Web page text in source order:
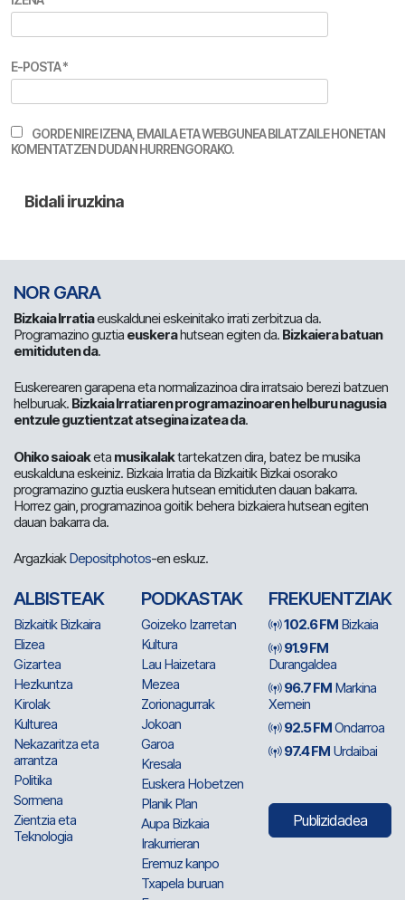
E-POSTA*
GORDE NIRE IZENA, EMAILA ETA WEBGUNEA BILATZAILE HONETAN
KOMENTATZEN DUDAN HURRENGORAKO.
NOR GARA
Bizkaia Irratiaeuskaldunei eskeinitako irrati zerbitzua da.
Programazino guztia euskerahutsean egiten da. Bizkaiera batuan
emitiduten da.
Euskerearen garapena eta normalizazinoa dira irratsaio berezi batzuen
helburuak. Bizkaia Irratiaren programazinoaren helburu nagusia
entzule guztientzat atsegina izatea da.
Ohiko saioaketa musikalaktartekatzen dira, batez be musika
euskalduna eskeiniz. Bizkaia Irratia da Bizkaitik Bizkai osorako
programazino guztia euskera hutsean emitiduten dauan bakarra.
Horrez gain, programazinoa goitik behera bizkaiera hutsean egiten
dauan bakarra da.
ArgazkiakDepositphotos-en eskuz.
ALBISTEAK
Bizkaitik Bizkaira
Elizea
Gizartea
Hezkuntza
Kirolak
Kulturea
Nekazaritza eta
arrantza
Politika
Sormena
Zientzia eta
Teknologia
PODKASTAK
Goizeko Izarretan
Kultura
Lau Haizetara
Mezea
Zorionagurrak
Jokoan
Garoa
Kresala
Euskera Hobetzen
Planik Plan
Aupa Bizkaia
Irakurrieran
Eremuz kanpo
Txapela buruan
FREKUENTZIAK
102.6 FM Bizkaia
91.9 FM
Durangaldea
96.7 FM Markina
Xemein
92.5 FMOndarroa
97.4 FM Urdaibai
Publizidadea